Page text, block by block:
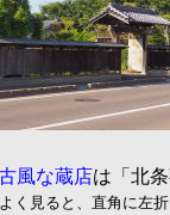
風な蔵店は「北
よく見ると、直角に